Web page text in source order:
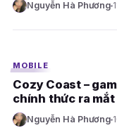
N Nguyễn Hà Phương
MOBILE
Cozy Coast –
chính thức ra
N Nguyễn Hà Phương